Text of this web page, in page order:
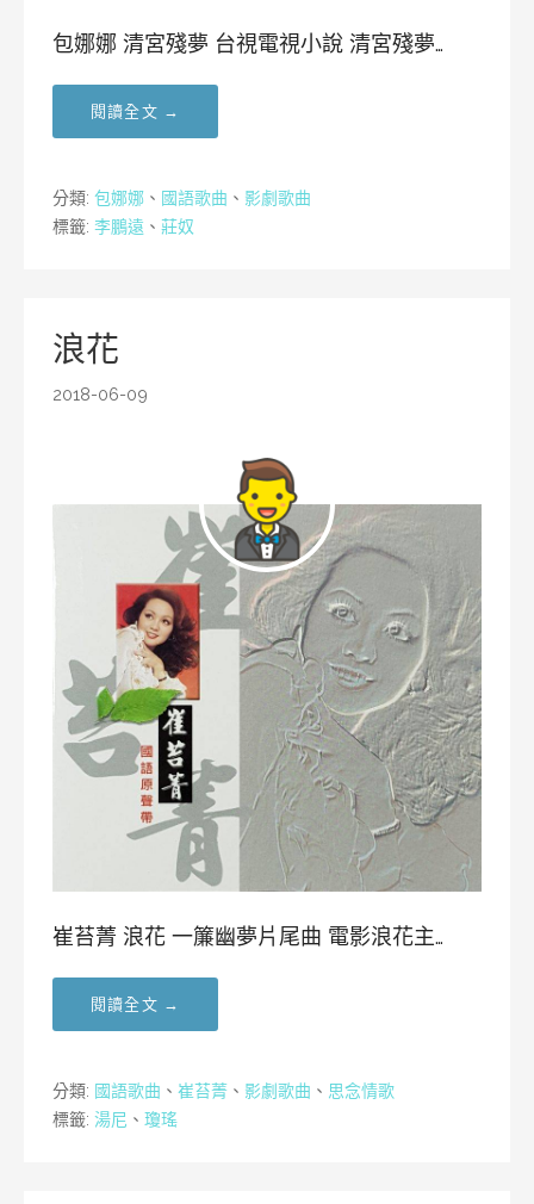
包娜娜 清宮殘夢 台視電視小說 清宮殘夢…
閱讀全文 →
分類: 包娜娜 、 國語歌曲 、 影劇歌曲
標籤: 李鵬遠 、 莊奴
浪花
2018-06-09
崔苔菁 浪花 一簾幽夢片尾曲 電影浪花主…
閱讀全文 →
分類: 國語歌曲 、 崔苔菁 、 影劇歌曲 、 思念情歌
標籤: 湯尼 、 瓊瑤